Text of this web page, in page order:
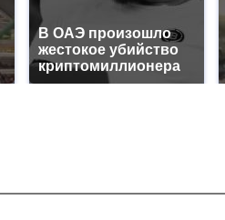
В ОАЭ произошло
жестокое убийство
криптомиллионера